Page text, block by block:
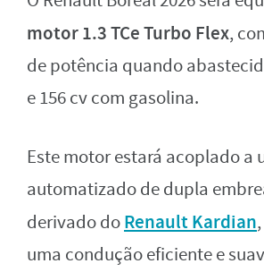
motor 1.3 TCe Turbo Flex,
de potência quando
e 156 cv com gasolina.
Este motor estará acoplado a
automatizado de dupla
derivado doRenault Kardian
uma condução eficiente e